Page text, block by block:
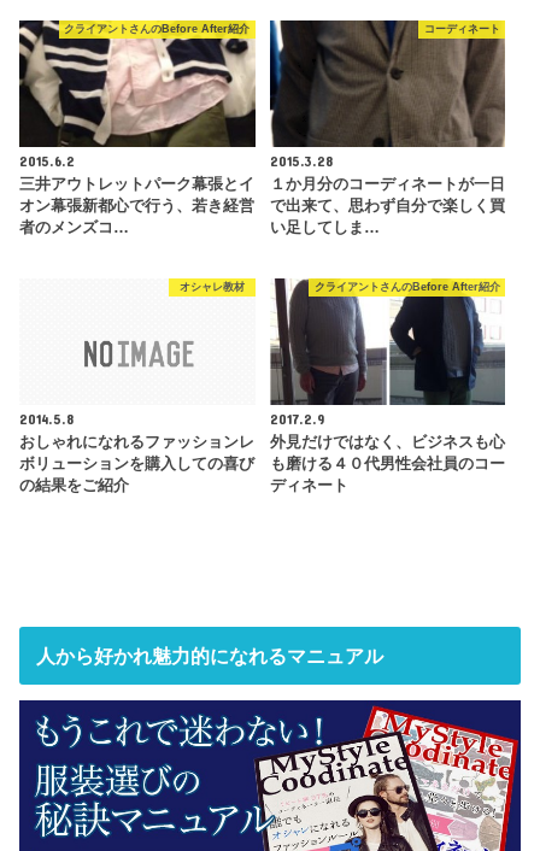
クライアントさんのBefore After紹介
2015.6.2
三井アウトレットパーク幕張とイ
オン幕張新都心で行う、若き経営
者のメンズコ…
コーディネート
2015.3.28
１か月分のコーディネートが一日
で出来て、思わず自分で楽しく買
い足してしま…
オシャレ教材
2014.5.8
おしゃれになれるファッションレ
ボリューションを購入しての喜び
の結果をご紹介
クライアントさんのBefore After紹介
2017.2.9
外見だけではなく、ビジネスも心
も磨ける４０代男性会社員のコー
ディネート
人から好かれ魅力的になれるマニュアル